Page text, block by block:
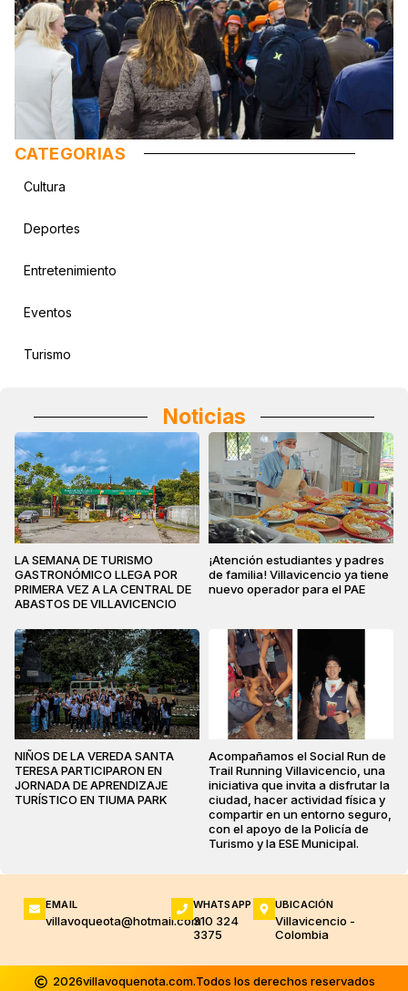
CATEGORIAS
Cultura
Deportes
Entretenimiento
Eventos
Turismo
Noticias
LA SEMANA DE TURISMO
GASTRONÓMICO LLEGA POR
PRIMERA VEZ A LA CENTRAL DE
ABASTOS DE VILLAVICENCIO
¡Atención estudiantes y padres
de familia! Villavicencio ya tiene
nuevo operador para el PAE
NIÑOS DE LA VEREDA SANTA
TERESA PARTICIPARON EN
JORNADA DE APRENDIZAJE
TURÍSTICO EN TIUMA PARK
Acompañamos el Social Run de
Trail Running Villavicencio, una
iniciativa que invita a disfrutar la
ciudad, hacer actividad física y
compartir en un entorno seguro,
con el apoyo de la Policía de
Turismo y la ESE Municipal.
EMAIL
villavoqueota@hotmail.com
WHATSAPP
310 324
3375
UBICACIÓN
Villavicencio -
Colombia
2026villavoquenota.com.Todos los derechos reservados